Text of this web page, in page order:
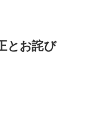
とお詫び